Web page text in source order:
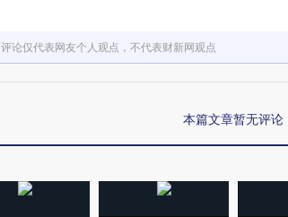
评论仅代表网友个人观点，不代表财新网观点
本篇文章暂无评论